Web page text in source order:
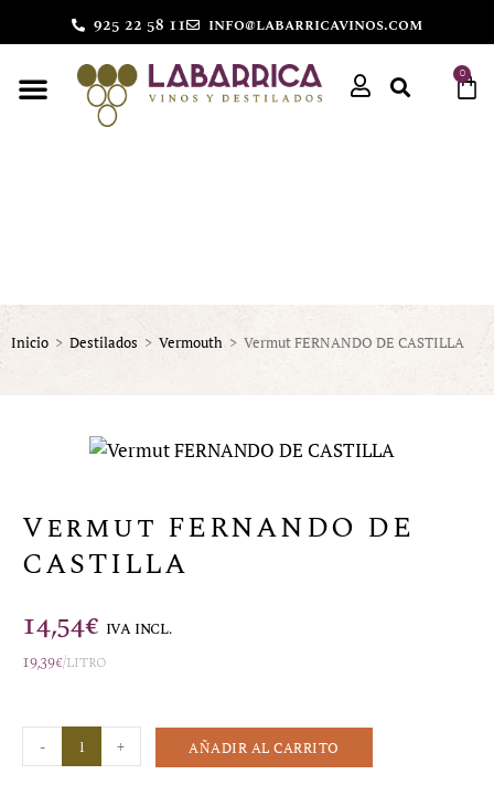
925 22 58 11 info@labarricavinos.com
0
Inicio > Destilados > Vermouth > Vermut FERNANDO DE CASTILLA
Vermut FERNANDO DE
CASTILLA
14,54€ IVA INCL.
19,39€/litro
- + AÑADIR AL CARRITO